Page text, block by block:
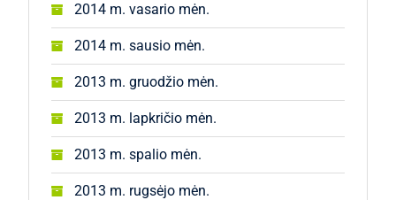
2014 m. vasario mėn.
2014 m. sausio mėn.
2013 m. gruodžio mėn.
2013 m. lapkričio mėn.
2013 m. spalio mėn.
2013 m. rugsėjo mėn.